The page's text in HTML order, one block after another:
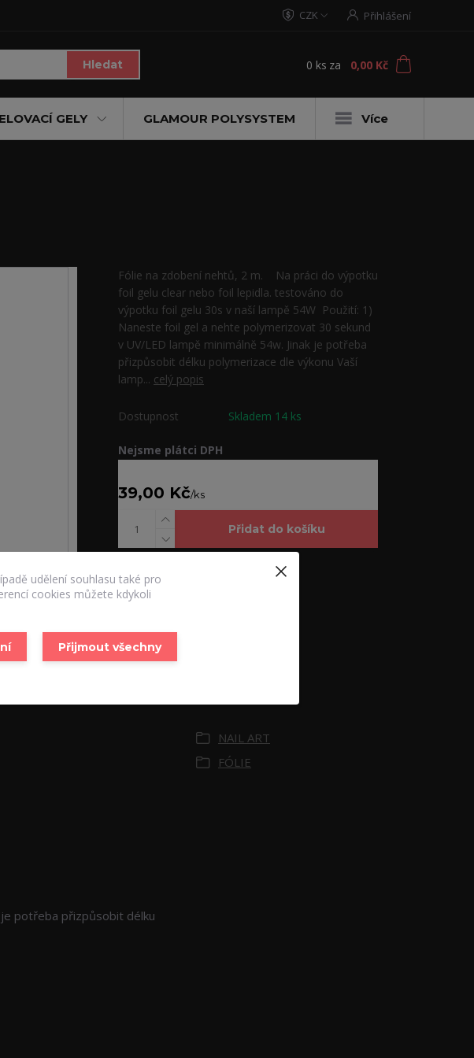
CZK Přihlášení
Hledat 0 ks za 0,00 Kč
GELY GLAMOUR POLYSYSTEM Více
Fólie na zdobení nehtů, 2 m. Na práci do výpotku
foil gelu clear nebo foil lepidla. testováno do
výpotku foil gelu 30s v naší lampě 54W Použití: 1)
Naneste foil gel a nehte polymerizovat 30 sekund
v UV/LED lampě minimálně 54w. Jinak je potřeba
přizpůsobit délku polymerizace dle výkonu Vaší
lamp... celý popis
Dostupnost Skladem 14 ks
Nejsme plátci DPH
39,00 Kč/ks
Přidat do košíku
je potřeba přizpůsobit délku
kategoriích
NAIL ART
FÓLIE
udělení souhlasu také pro
cookies můžete kdykoli
Přijmout všechny